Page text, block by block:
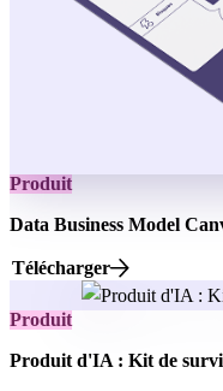
Produit
Data Business Model
Télécharger
Produit
Produit d'IA : Kit de